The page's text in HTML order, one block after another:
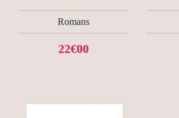
Romans
22€00